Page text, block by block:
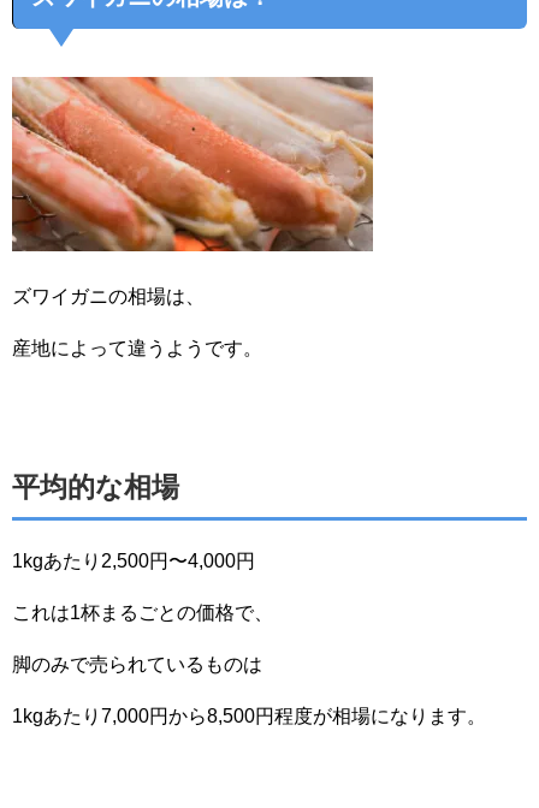
ズワイガニの相場は、
産地によって違うようです。
平均的な相場
1kgあたり2,500円〜4,000円
これは1杯まるごとの価格で、
脚のみで売られているものは
1kgあたり7,000円から8,500円程度が相場になります。